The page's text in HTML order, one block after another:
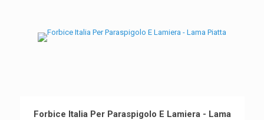
Forbice Italia Per Paraspigolo E Lamiera - Lama